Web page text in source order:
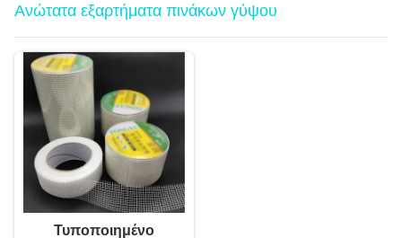
Ανώτατα εξαρτήματα πινάκων γύψου
Τυποποιημένο